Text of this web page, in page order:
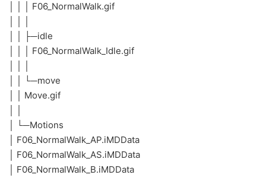
│ │ │ F06_NormalWalk.gif
│ │ ├─idle
│ │ │ F06_NormalWalk_Idle.gif
│ │ └─move
│ │ Move.gif
│ └─Motions
│ F06_NormalWalk_AP.iMDData
│ F06_NormalWalk_AS.iMDData
│ F06_NormalWalk_B.iMDData